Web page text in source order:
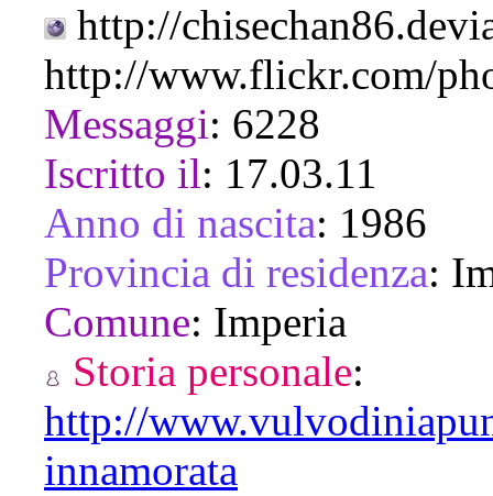
http://
http://www.flickr.com/
Messaggi: 6228
Iscritto il: 17.03.11
Anno di nascita: 1986
Provincia di residenza:
Comune: Imperia
Storia personale:
http://
innamorata